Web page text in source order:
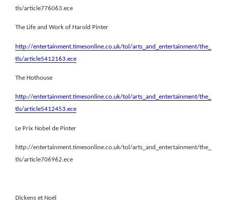
tls/article776063.ece
The Life and Work of Harold Pinter
http://entertainment.timesonline.co.uk/tol/arts_and_entertainment/the_
tls/article5412163.ece
The Hothouse
http://entertainment.timesonline.co.uk/tol/arts_and_entertainment/the_
tls/article5412453.ece
Le Prix Nobel de Pinter
http://entertainment.timesonline.co.uk/tol/arts_and_entertainment/the_
tls/article706962.ece
Dickens et Noël